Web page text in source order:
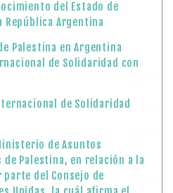
del Estado de
República Argentina
Palestina en Argentina
de Solidaridad con
de Solidaridad
de Asuntos
Palestina, en relación a la
del Consejo de